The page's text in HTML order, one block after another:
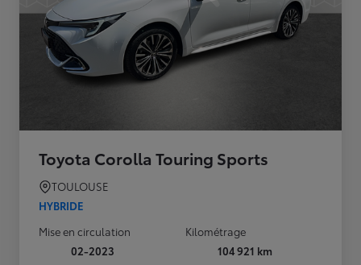
Toyota Corolla Touring Sports
TOULOUSE
HYBRIDE
Mise en circulation
02-2023
Kilométrage
104 921 km